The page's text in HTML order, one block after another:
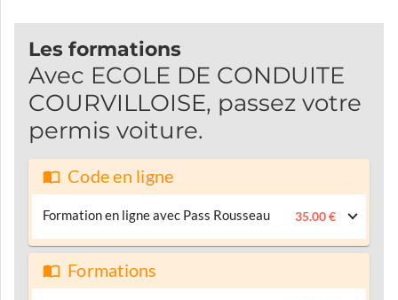
Les formations
Avec ECOLE DE CONDUITE
COURVILLOISE, passez votre
permis voiture.
Code en ligne
Formation en ligne avec Pass Rousseau 35.00 €
Formations